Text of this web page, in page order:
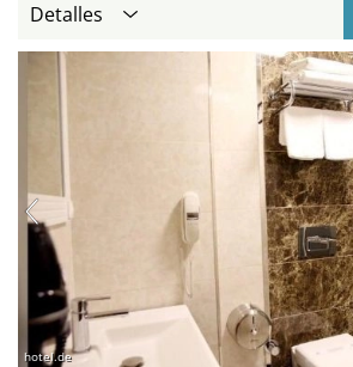
Detalles
hotel.de